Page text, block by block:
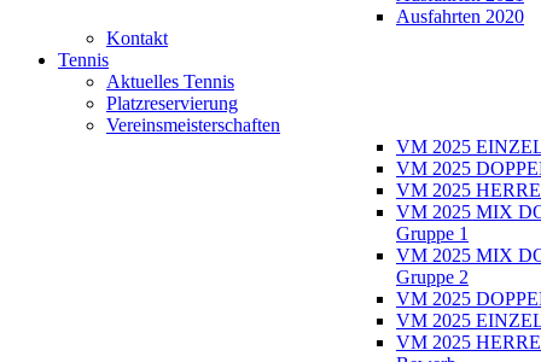
Ausfahrten 2020
Kontakt
Tennis
Aktuelles Tennis
Platzreservierung
Vereinsmeisterschaften
VM 2025
VM 2025
VM 2025
VM 2025 MIX
Gruppe 1
VM 2025 MIX
Gruppe 2
VM 2025
VM 2025
VM 2025